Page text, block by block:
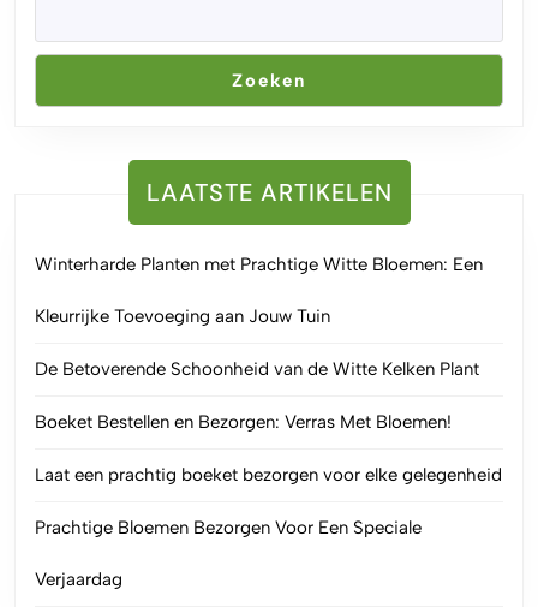
Zoeken
LAATSTE ARTIKELEN
Winterharde Planten met Prachtige Witte Bloemen: Een
Kleurrijke Toevoeging aan Jouw Tuin
De Betoverende Schoonheid van de Witte Kelken Plant
Boeket Bestellen en Bezorgen: Verras Met Bloemen!
Laat een prachtig boeket bezorgen voor elke gelegenheid
Prachtige Bloemen Bezorgen Voor Een Speciale
Verjaardag